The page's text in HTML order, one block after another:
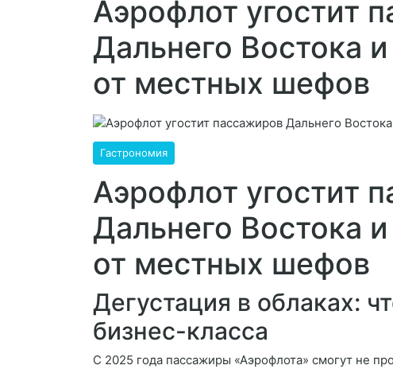
Аэрофлот угостит
Дальнего Востока
от местных шефов
Гастрономия
Аэрофлот угостит
Дальнего Востока
от местных шефов
Дегустация в облаках:
бизнес-класса
С 2025 года пассажиры «Аэрофлота» смогут не